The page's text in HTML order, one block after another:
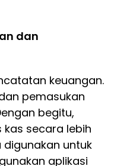
dan
keuangan.
pemasukan
begitu,
secara lebih
untuk
aplikasi